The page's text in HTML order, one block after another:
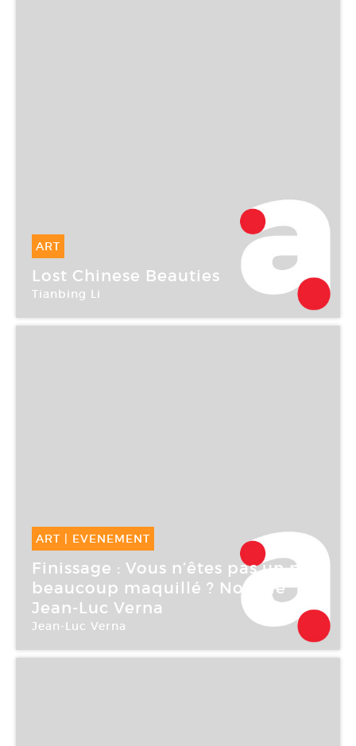
ART
26 Mai -26 Mai 2007
Lost Chinese Beauties
Tianbing Li
ART | EVENEMENT
26 Mai - 26 Mai 2007
Finissage : Vous n’êtes pas un peu
beaucoup maquillé ? Non, de
Jean-Luc Verna
Jean-Luc Verna